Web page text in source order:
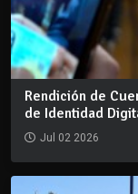
Rendición de
de Identidad
Jul 02 2026